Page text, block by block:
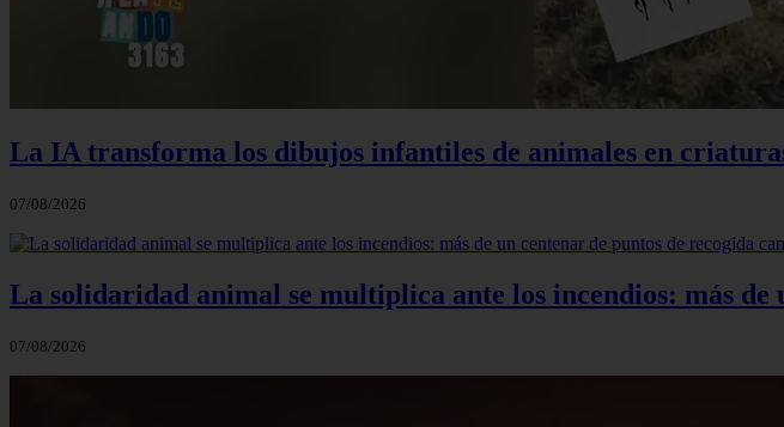
La IA transforma los dibujos infantiles de animales en
07/08/2026
La solidaridad animal se multiplica ante los incendios: más
07/08/2026